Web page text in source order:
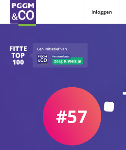
Inloggen
#57